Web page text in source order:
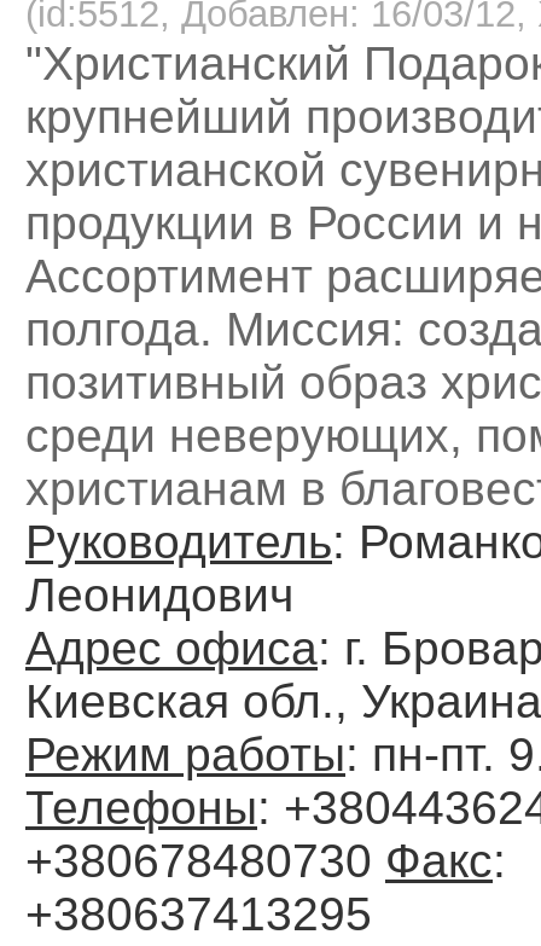
(id:5512, Добавлен: 16/03/12,
"Христианский
крупнейший
христианской
продукции в России и
Ассортимент
полгода. Миссия:
позитивный образ
среди неверующих,
христианам в
Руководитель:
Леонидович
Адрес офиса: г.
Киевская обл., Украина
Режим работы: пн-пт.
Телефоны:
+380678480730 Факс:
+380637413295